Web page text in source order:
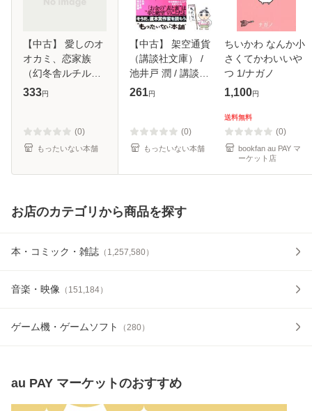
【中古】 愛しのオ
オカミ、恋家族
（幻冬舎ルチル文
庫） / 鳥谷 しず /
333円
(0)
もったいない本舗
【中古】 架空通貨
（講談社文庫） /
池井戸 潤 / 講談社
[文庫]【メール便送
261円
(0)
もったいない本舗
ちいかわ なんか小
さくてかわいいや
つ 1/ナガノ
1,100円
送料無料
(0)
bookfan au PAY マ
ーケット店
お店のカテゴリから商品を探す
本・コミック・雑誌 （ 1,257,580）
音楽・映像 （ 151,184）
ゲーム機・ゲームソフト （280）
au PAY マーケットのおすすめ